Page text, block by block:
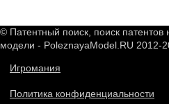
© Патентный поиск, поиск патентов
модели - PoleznayaModel.RU 2012-
Игромания
Политика конфиденциальности